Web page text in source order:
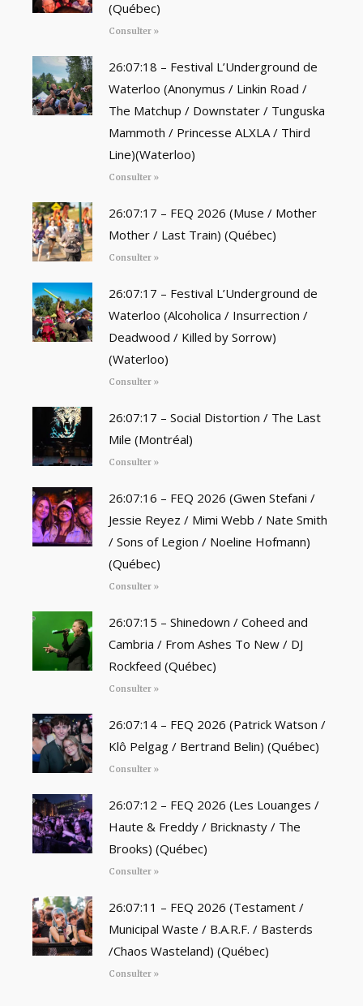
(Québec)
Consulter »
26:07:18 – Festival L’Underground de
Waterloo (Anonymus / Linkin Road /
The Matchup / Downstater / Tunguska
Mammoth / Princesse ALXLA / Third
Line)(Waterloo)
Consulter »
26:07:17 – FEQ 2026 (Muse / Mother
Mother / Last Train) (Québec)
Consulter »
26:07:17 – Festival L’Underground de
Waterloo (Alcoholica / Insurrection /
Deadwood / Killed by Sorrow)
(Waterloo)
Consulter »
26:07:17 – Social Distortion / The Last
Mile (Montréal)
Consulter »
26:07:16 – FEQ 2026 (Gwen Stefani /
Jessie Reyez / Mimi Webb / Nate Smith
/ Sons of Legion / Noeline Hofmann)
(Québec)
Consulter »
26:07:15 – Shinedown / Coheed and
Cambria / From Ashes To New / DJ
Rockfeed (Québec)
Consulter »
26:07:14 – FEQ 2026 (Patrick Watson /
Klô Pelgag / Bertrand Belin) (Québec)
Consulter »
26:07:12 – FEQ 2026 (Les Louanges /
Haute & Freddy / Bricknasty / The
Brooks) (Québec)
Consulter »
26:07:11 – FEQ 2026 (Testament /
Municipal Waste / B.A.R.F. / Basterds
/Chaos Wasteland) (Québec)
Consulter »